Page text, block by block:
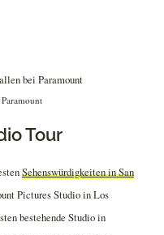
Tour
Sehenswürdigkeiten in San
Pictures Studio in Los
bestehende Studio in